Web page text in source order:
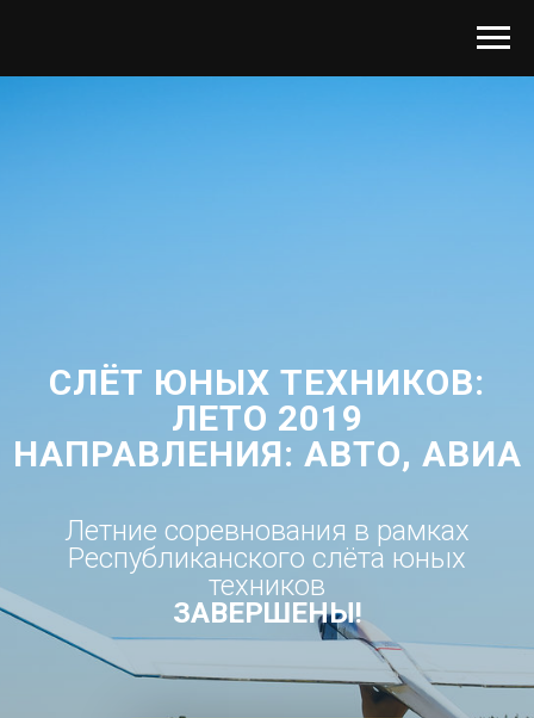
СЛЁТ ЮНЫХ ТЕХНИКОВ:
ЛЕТО 2019
НАПРАВЛЕНИЯ: АВТО, АВИА
Летние соревнования в рамках
Республиканского слёта юных
техников
ЗАВЕРШЕНЫ!